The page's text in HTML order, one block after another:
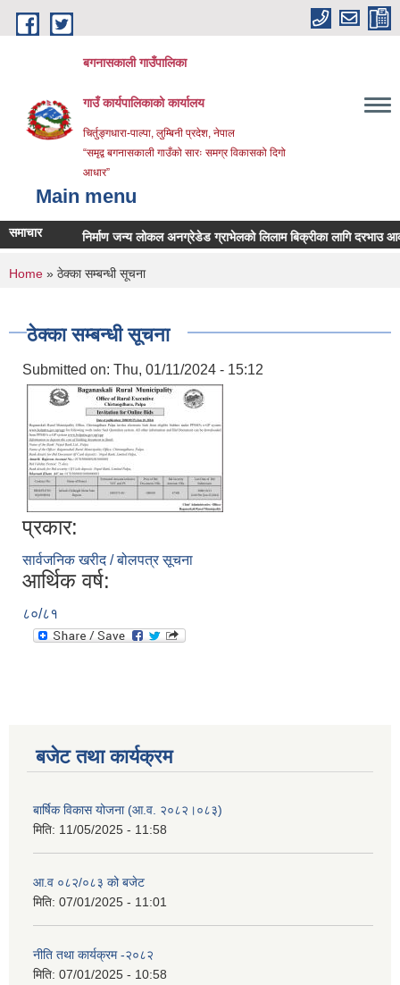
Skip to main content
बगनासकाली गाउँपालिका
गाउँ कार्यपालिकाको कार्यालय
चिर्तुङ्गधारा-पाल्पा, लुम्बिनी प्रदेश, नेपाल
“समृद्व बगनासकाली गाउँको सारः समग्र विकासको दिगो
आधार”
Main menu
समाचार निर्माण जन्य लोकल अनग्रेडेड ग्राभेलको लिलाम बिक्रीका लागि दरभाउ आव्हान
You are here
Home » ठेक्का सम्बन्धी सूचना
ठेक्का सम्बन्धी सूचना
Submitted on: Thu, 01/11/2024 - 15:12
प्रकार:
सार्वजनिक खरीद / बोलपत्र सूचना
आर्थिक वर्ष:
८०/८१
बजेट तथा कार्यक्रम
बार्षिक विकास योजना (आ.व. २०८२।०८३)
मिति: 11/05/2025 - 11:58
आ.व ०८२/०८३ को बजेट
मिति: 07/01/2025 - 11:01
नीति तथा कार्यक्रम -२०८२
मिति: 07/01/2025 - 10:58